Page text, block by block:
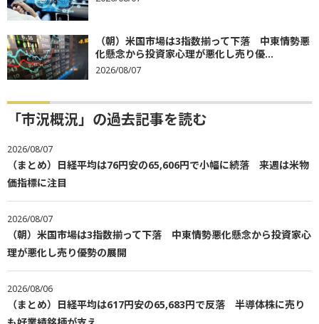
（朝）米国市場は3指数揃って下落 中東情勢悪
化懸念から投資家心理が悪化し売り優...
2026/08/07
「市況概況」の過去記事を読む
2026/08/07
（まとめ）日経平均は76円安の65,606円で小幅に続落 来週は米物
価指標に注目
2026/08/07
（朝）米国市場は3指数揃って下落 中東情勢悪化懸念から投資家心
理が悪化し売り優勢の展開
2026/08/06
（まとめ）日経平均は617円安の65,683円で反落 半導体株に売り